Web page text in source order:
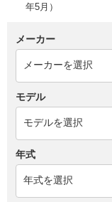
年5月）
メーカー
モデル
年式